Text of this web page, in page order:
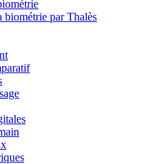
biométrie par Thalès